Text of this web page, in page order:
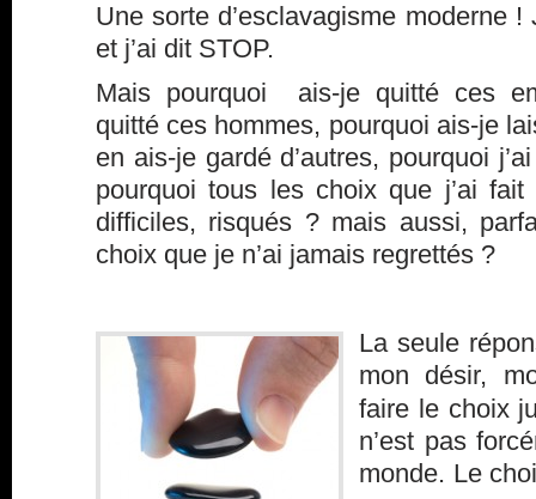
Une sorte d’esclavagisme moderne !
et j’ai dit STOP.
Mais pourquoi ais-je quitté ces
quitté ces hommes, pourquoi ais-je
en ais-je gardé d’autres, pourquoi
pourquoi tous les choix que j’ai
difficiles, risqués ? mais aussi,
choix que je n’ai jamais regrettés ?
La seule
mon désir,
faire le choix
n’est pas
monde. Le